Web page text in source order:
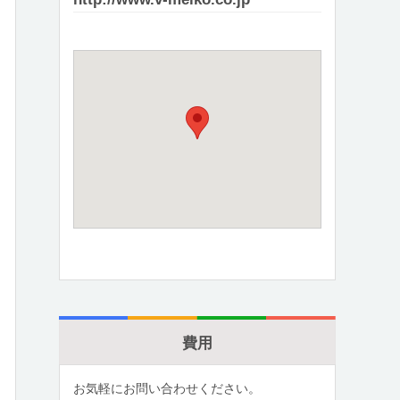
費用
お気軽にお問い合わせください。